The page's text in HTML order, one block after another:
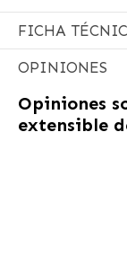
FICHA
OPINIONES
Opiniones
extensible